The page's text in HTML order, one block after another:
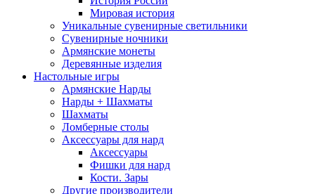
Мировая история
Уникальные сувенирные светильники
Сувенирные ночники
Армянские монеты
Деревянные изделия
Настольные игры
Армянские Нарды
Нарды + Шахматы
Шахматы
Ломберные столы
Аксессуары для нард
Аксессуары
Фишки для нард
Кости. Зары
Другие производители